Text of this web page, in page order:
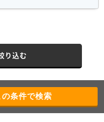
り込む